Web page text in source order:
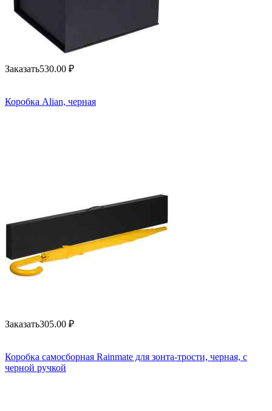
Заказать530.00 ₽
Коробка Alian, черная
Заказать305.00 ₽
Коробка самосборная Rainmate для зонта-трости, черная, с
черной ручкой